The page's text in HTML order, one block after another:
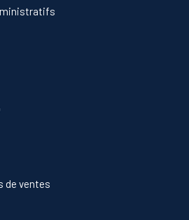
de ventes